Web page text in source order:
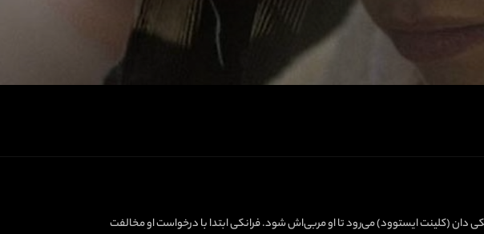
دان (کلینت ایستوود) می‌رود تا او مربی‌اش شود. فرانکی ابتدا با درخواست او مخالفت